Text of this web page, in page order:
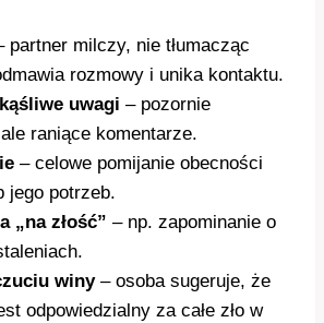
partner milczy, nie tłumacząc
rozmowy i unika kontaktu.
uwagi – pozornie
raniące komentarze.
– celowe pomijanie obecności
jego potrzeb.
„na złość” – np. zapominanie o
winy– osoba sugeruje, że
odpowiedzialny za całe zło w